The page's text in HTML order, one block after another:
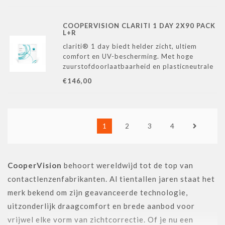
COOPERVISION CLARITI 1 DAY 2X90 PACK
L+R
clariti® 1 day biedt helder zicht, ultiem
comfort en UV-bescherming. Met hoge
zuurstofdoorlaatbaarheid en plasticneutrale
€146,00
1 2 3 4
CooperVision behoort wereldwijd tot de top van
contactlenzenfabrikanten. Al tientallen jaren staat het
merk bekend om zijn geavanceerde technologie,
uitzonderlijk draagcomfort en brede aanbod voor
vrijwel elke vorm van zichtcorrectie. Of je nu een